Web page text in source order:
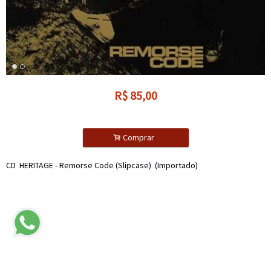
R$ 85,00
. Comprar
CD HERITAGE - Remorse Code (Slipcase) (Importado)